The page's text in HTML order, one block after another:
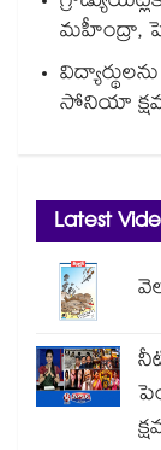
మహీంద్రా,
సోనియా
Latest